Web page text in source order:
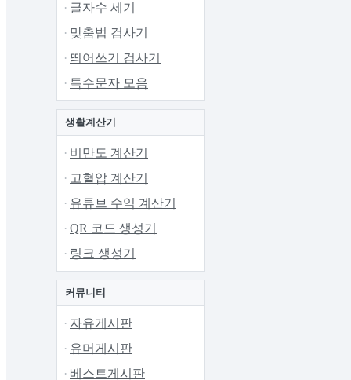
글자수 세기
맞춤법 검사기
띄어쓰기 검사기
특수문자 모음
생활계산기
비만도 계산기
고혈압 계산기
유튜브 수익 계산기
QR 코드 생성기
링크 생성기
커뮤니티
자유게시판
유머게시판
베스트게시판